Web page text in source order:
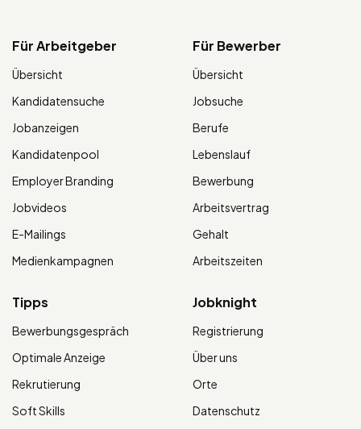
Für Arbeitgeber
Übersicht
Kandidatensuche
Jobanzeigen
Kandidatenpool
Employer Branding
Jobvideos
E-Mailings
Medienkampagnen
Für Bewerber
Übersicht
Jobsuche
Berufe
Lebenslauf
Bewerbung
Arbeitsvertrag
Gehalt
Arbeitszeiten
Tipps
Bewerbungsgespräch
Optimale Anzeige
Rekrutierung
Soft Skills
Jobknight
Registrierung
Über uns
Orte
Datenschutz